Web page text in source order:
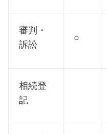
審判・
訴訟
○
相続登
記